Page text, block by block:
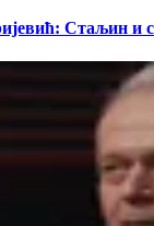
Стаљин и